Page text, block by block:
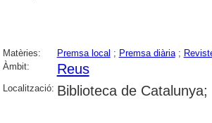
Matèries: Premsa local ; Premsa diària;
Àmbit:
Reus
Localització: Biblioteca de